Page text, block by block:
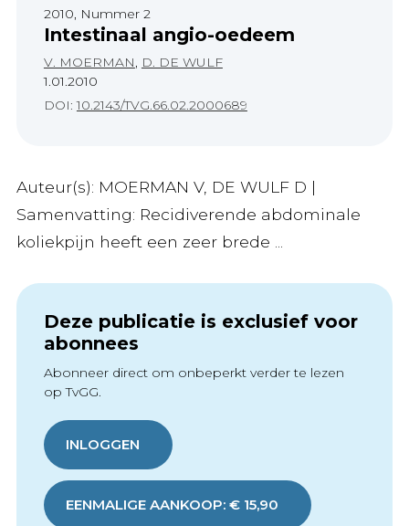
2010, Nummer 2
Intestinaal angio-oedeem
V. MOERMAN, D. DE WULF
1.01.2010
DOI:10.2143/TVG.66.02.2000689
Auteur(s): MOERMAN V, DE WULF D |
Samenvatting: Recidiverende abdominale
koliekpijn heeft een zeer brede ...
Deze publicatie is exclusief voor
abonnees
Abonneer direct om onbeperkt verder te lezen
op TvGG.
INLOGGEN
EENMALIGE AANKOOP: € 15,90